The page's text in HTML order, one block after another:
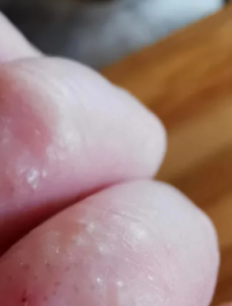
नमी जमा हो सकती है,
संक्रमण हो सकता